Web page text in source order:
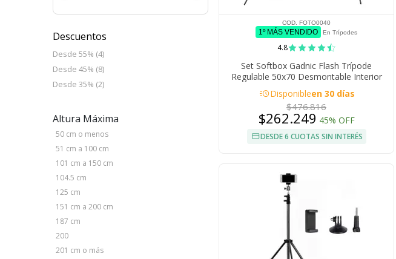
Descuentos
Desde 55% (4)
Desde 45% (8)
Desde 35% (2)
Altura Máxima
50 cm o menos
51 cm a 100 cm
101 cm a 150 cm
104.5 cm
125 cm
151 cm a 200 cm
187 cm
200
201 cm o más
COD. FOTO0040
1º MÁS VENDIDO En Trípodes
4.8
Set Softbox Gadnic Flash Trípode
Regulable 50x70 Desmontable Interior
Reflectivo Fotografia + Bolsa Transporte
acuteDisponibleen 30 días
$476.816
$262.249 45% OFF
DESDE 6 CUOTAS SIN INTERÉS